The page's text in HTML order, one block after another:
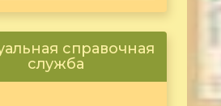
справочная
служба